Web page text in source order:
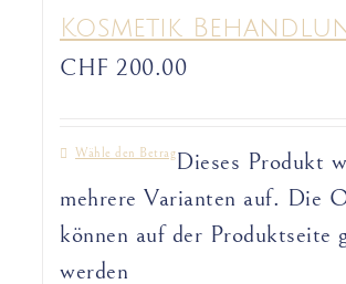
Kosmetik
CHF 200.00
Wähle den BetragDieses Produkt
mehrere Varianten auf. Die
können auf der Produktseite
werden